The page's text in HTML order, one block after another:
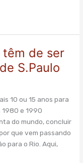
têm de ser
S.Paulo
10 ou 15 anos para
1980 e 1990
do mundo, concluir
que vem passando
para o Rio. Aqui,